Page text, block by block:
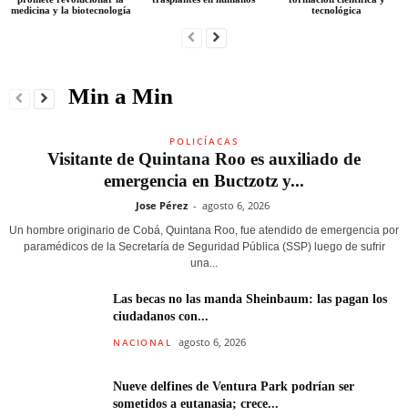
medicina y la biotecnología
tecnológica
Min a Min
POLICÍACAS
Visitante de Quintana Roo es auxiliado de
emergencia en Buctzotz y...
Jose Pérez - agosto 6, 2026
Un hombre originario de Cobá, Quintana Roo, fue atendido de emergencia por
paramédicos de la Secretaría de Seguridad Pública (SSP) luego de sufrir
una...
Las becas no las manda Sheinbaum: las pagan los
ciudadanos con...
NACIONAL agosto 6, 2026
Nueve delfines de Ventura Park podrían ser
sometidos a eutanasia; crece...